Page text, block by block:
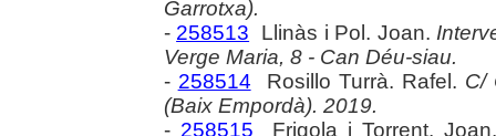
Garrotxa).
- 258513 Llinàs i Pol. Joan.
Verge Maria, 8 - Can Déu-siau.
- 258514 Rosillo Turrà. Rafel. C/
(Baix Empordà). 2019.
- 258515 Frigola i Torrent.